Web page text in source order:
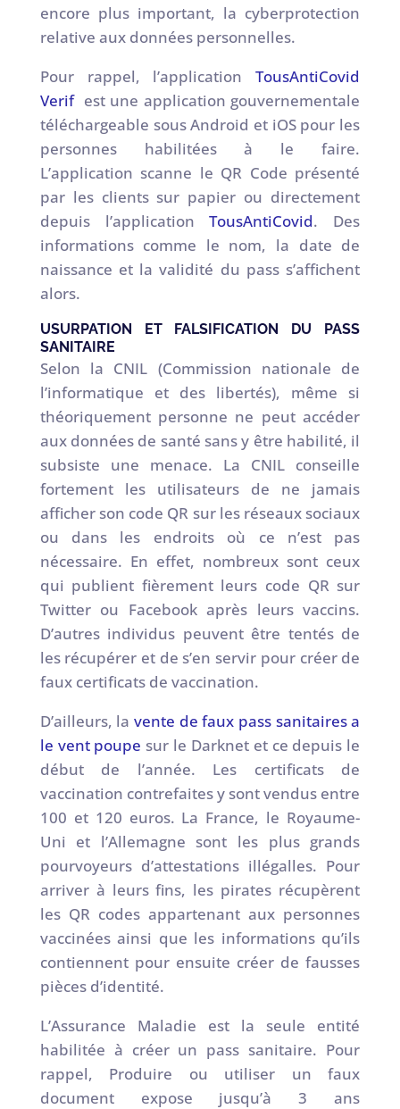
encore plus important, la cyberprotection
relative aux données personnelles.
Pour rappel, l’applicationTousAntiCovid
Verif est une application gouvernementale
téléchargeable sous Android et iOS pour les
personnes habilitées à le faire.
L’application scanne le QR Code présenté
par les clients sur papier ou directement
depuis l’applicationTousAntiCovid. Des
informations comme le nom, la date de
naissance et la validité du pass s’affichent
alors.
USURPATION ET FALSIFICATION DU PASS
SANITAIRE
Selon la CNIL (Commission nationale de
l’informatique et des libertés), même si
théoriquement personne ne peut accéder
aux données de santé sans y être habilité, il
subsiste une menace. La CNIL conseille
fortement les utilisateurs de ne jamais
afficher son code QR sur les réseaux sociaux
ou dans les endroits où ce n’est pas
nécessaire. En effet, nombreux sont ceux
qui publient fièrement leurs code QR sur
Twitter ou Facebook après leurs vaccins.
D’autres individus peuvent être tentés de
les récupérer et de s’en servir pour créer de
faux certificats de vaccination.
D’ailleurs, lavente de faux pass sanitaires a
le vent poupe sur le Darknet et ce depuis le
début de l’année. Les certificats de
vaccination contrefaites y sont vendus entre
100 et 120 euros. La France, le Royaume-
Uni et l’Allemagne sont les plus grands
pourvoyeurs d’attestations illégalles. Pour
arriver à leurs fins, les pirates récupèrent
les QR codes appartenant aux personnes
vaccinées ainsi que les informations qu’ils
contiennent pour ensuite créer de fausses
pièces d’identité.
L’Assurance Maladie est la seule entité
habilitée à créer un pass sanitaire. Pour
rappel, Produire ou utiliser un faux
document expose jusqu’à 3 ans